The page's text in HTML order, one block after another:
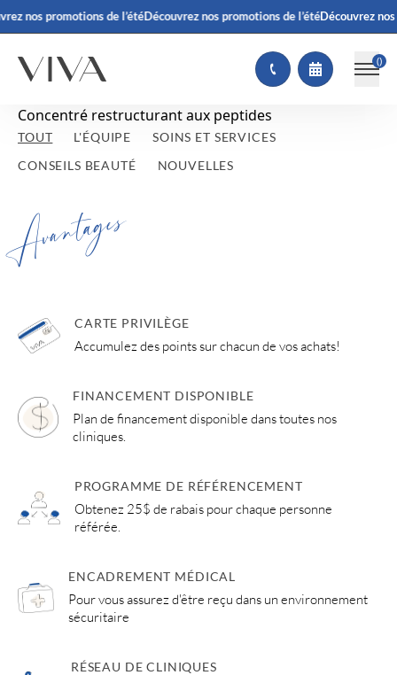
nos promotions de l’étéDécouvrez nos promotions de l’étéDécouvrez
()
Concentré restructurant aux peptides
TOUT L'ÉQUIPE
SOINS ET SERVICES
CONSEILS BEAUTÉ
NOUVELLES
CARTE PRIVILÈGE
Accumulez des points sur chacun de vos achats!
FINANCEMENT DISPONIBLE
Plan de financement disponible dans toutes nos
cliniques.
PROGRAMME DE RÉFÉRENCEMENT
Obtenez 25$ de rabais pour chaque personne
référée.
ENCADREMENT MÉDICAL
Pour vous assurez d'être reçu dans un environnement
sécuritaire
RÉSEAU DE CLINIQUES